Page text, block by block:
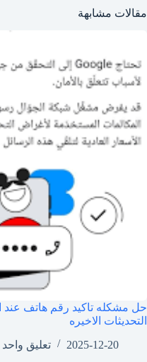
مقالات مشابهة
حل مشكله تاكيد رقم هاتف
التحديثات الاخيره
2025-12-20
تعليق واحد